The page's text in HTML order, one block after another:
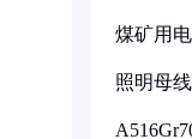
煤矿用
照明母